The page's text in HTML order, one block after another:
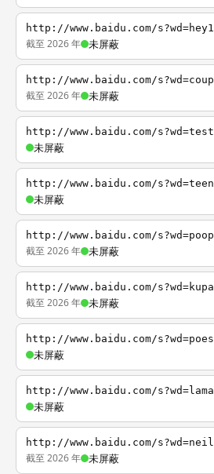
http://www.baidu.com/s?wd=hey1
截至 2026 年 未屏蔽
http://www.baidu.com/s?wd=coup
截至 2026 年 未屏蔽
http://www.baidu.com/s?wd=test
未屏蔽
http://www.baidu.com/s?wd=teen
未屏蔽
http://www.baidu.com/s?wd=poop
截至 2026 年 未屏蔽
http://www.baidu.com/s?wd=kupa
截至 2026 年 未屏蔽
http://www.baidu.com/s?wd=poes
未屏蔽
http://www.baidu.com/s?wd=lama
未屏蔽
http://www.baidu.com/s?wd=neil
截至 2026 年 未屏蔽